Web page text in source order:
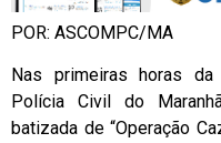
POR: ASCOMPC/MA
Nas primeiras horas da
Polícia Civil do
batizada de “Operação